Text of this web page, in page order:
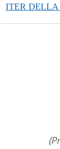
ITER DELLA